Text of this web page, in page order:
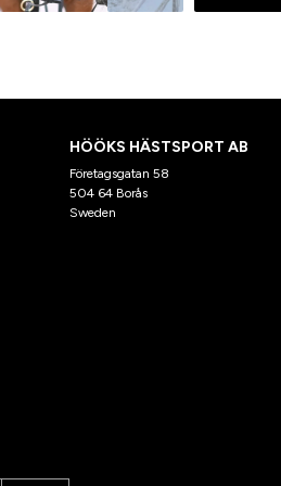
HÖÖKS HÄSTSPORT AB
Företagsgatan 58
504 64 Borås
Sweden